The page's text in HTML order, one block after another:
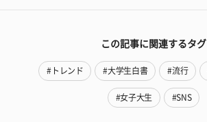
この記事に関連するタグ
#トレンド #大学生白書 #流行
#女子大生 #SNS